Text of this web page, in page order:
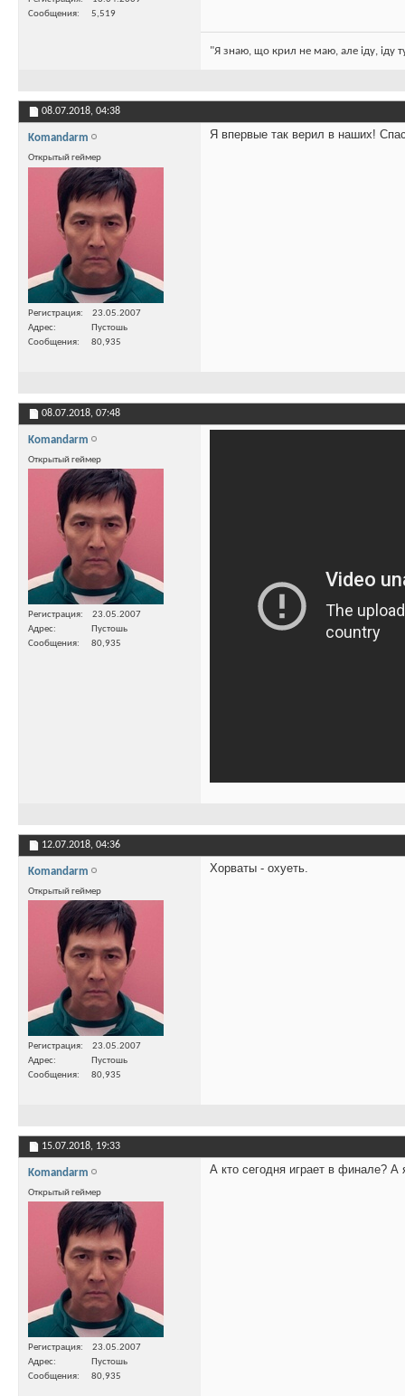
Сообщения
5,519
"Я знаю, що крил не маю, але іду, іду
08.07.2018, 04:38
Komandarm
Открытый геймер
Регистрация
23.05.2007
Адрес
Пустошь
Сообщения
80,935
Я впервые так верил в наших!
08.07.2018, 07:48
Komandarm
Открытый геймер
Регистрация
23.05.2007
Адрес
Пустошь
Сообщения
80,935
12.07.2018, 04:36
Komandarm
Открытый геймер
Регистрация
23.05.2007
Адрес
Пустошь
Сообщения
80,935
Хорваты - охуеть.
15.07.2018, 19:33
Komandarm
Открытый геймер
Регистрация
23.05.2007
Адрес
Пустошь
Сообщения
80,935
А кто сегодня играет в финале? А